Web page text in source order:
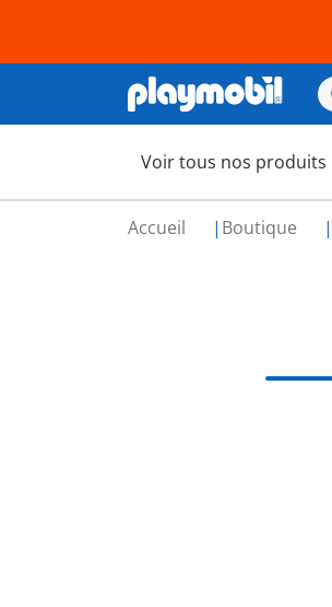
Voir tous nos produits
Accueil Boutique